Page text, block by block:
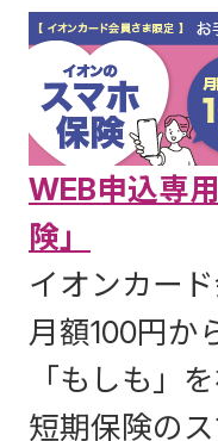
ん。
イオン銀行では、
は受付けておりま
保険業法の規制に
イオン銀行で生命
ります。
保険業法の規制に
取引先およびその
終身保険（一部）
保険、年金払積立
いては、お客さま
とになっておりま
お客さまがイオン
場合、イオン銀行
商品（一時払終身
災保険を除く）へ
お客さまがイオン
場合、イオン銀行
締結は住宅ローン
保険業法の規制に
取引先およびその
定められておりま
お客さまの勤務先
ておりますのでご
お客さまがイオン
場合、イオン銀行
までの間は、保険
商品（個人年金
積立傷害保険、海
ん。
お客さまがイオン銀
合、イオン銀行が案内
宅ローンの貸出しの条
保険業法の規制によ
引先およびその役職員
られております。した
（個人年金保険、住宅
害保険、海外旅行保険
ご了承ください。
お客さまがイオン銀行
合、イオン銀行がその
の間は、保険業法の
（個人年金保険、住
害保険、海外旅行保険
市場価格調整を利用し
用資産の価格変動が解
利の変動により解約
あり、損失が生ずるお
解約時の市場金利が
は、解約返戻金は減少
ることがあります。
個人年金保険は、ご契
も毎年、保険関係費用
かかりますが、商品や
取方法等により異なり
れる場合があります。
はこれらを足し合わ
パンフレット」、「
前交付書面（「契約概
産の価格変動が解約返
変動により解約返戻
り、損失が生ずるおそ
約時の市場金利がご契
解約返戻金は減少し
とがあります。
外貨建保険または市場
時の契約時費用のほか
運用関係費用等がかか
ことができません。ま
解約控除がなされる場
ただく手数料等はこれ
詳しくは「商品パン
款」、「契約締結前
情報」）」等でお確か
WEB申込専
険」
イオンカー
月額100円か
「もしも」
短期保険のス